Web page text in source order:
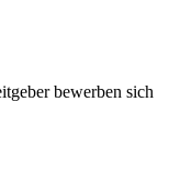
bewerben sich